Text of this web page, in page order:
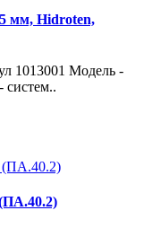
мм, Hidroten,
1013001 Модель -
систем..